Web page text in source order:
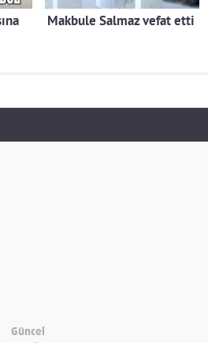
Makbule Salmaz vefat etti
Güncel